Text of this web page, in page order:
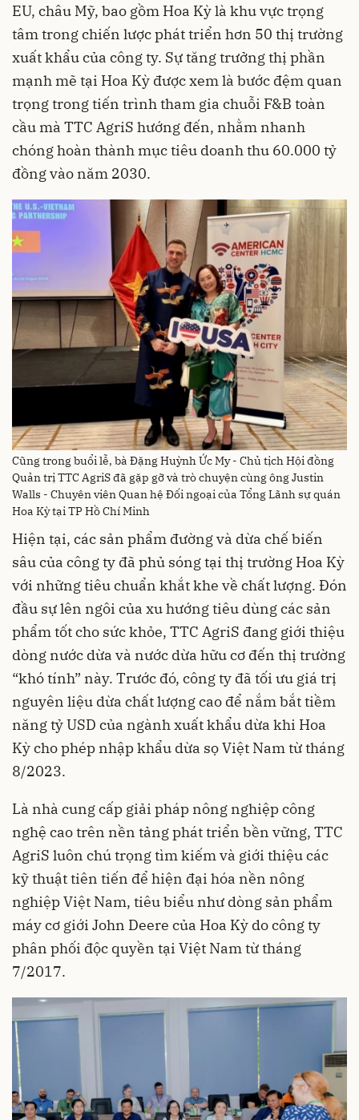
EU, châu Mỹ, bao gồm Hoa Kỳ là khu vực trọng
tâm trong chiến lược phát triển hơn 50 thị trường
xuất khẩu của công ty. Sự tăng trưởng thị phần
mạnh mẽ tại Hoa Kỳ được xem là bước đệm quan
trọng trong tiến trình tham gia chuỗi F&B toàn
cầu mà TTC AgriS hướng đến, nhằm nhanh
chóng hoàn thành mục tiêu doanh thu 60.000 tỷ
đồng vào năm 2030.
Cũng trong buổi lễ, bà Đặng Huỳnh Ức My - Chủ tịch Hội đồng
Quản trị TTC AgriS đã gặp gỡ và trò chuyện cùng ông Justin
Walls - Chuyên viên Quan hệ Đối ngoại của Tổng Lãnh sự quán
Hoa Kỳ tại TP Hồ Chí Minh
Hiện tại, các sản phẩm đường và dừa chế biến
sâu của công ty đã phủ sóng tại thị trường Hoa Kỳ
với những tiêu chuẩn khắt khe về chất lượng. Đón
đầu sự lên ngôi của xu hướng tiêu dùng các sản
phẩm tốt cho sức khỏe, TTC AgriS đang giới thiệu
dòng nước dừa và nước dừa hữu cơ đến thị trường
“khó tính” này. Trước đó, công ty đã tối ưu giá trị
nguyên liệu dừa chất lượng cao để nắm bắt tiềm
năng tỷ USD của ngành xuất khẩu dừa khi Hoa
Kỳ cho phép nhập khẩu dừa sọ Việt Nam từ tháng
8/2023.
Là nhà cung cấp giải pháp nông nghiệp công
nghệ cao trên nền tảng phát triển bền vững, TTC
AgriS luôn chú trọng tìm kiếm và giới thiệu các
kỹ thuật tiên tiến để hiện đại hóa nền nông
nghiệp Việt Nam, tiêu biểu như dòng sản phẩm
máy cơ giới John Deere của Hoa Kỳ do công ty
phân phối độc quyền tại Việt Nam từ tháng
7/2017.